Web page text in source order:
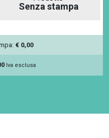
Senza stampa
€ 0,00
Iva esclusa